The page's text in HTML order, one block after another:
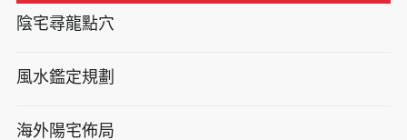
陰宅尋龍點穴
風水鑑定規劃
海外陽宅佈局